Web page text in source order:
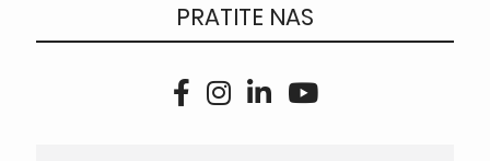
PRATITE NAS